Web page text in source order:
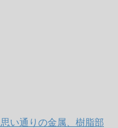
い通りの金属、樹脂部